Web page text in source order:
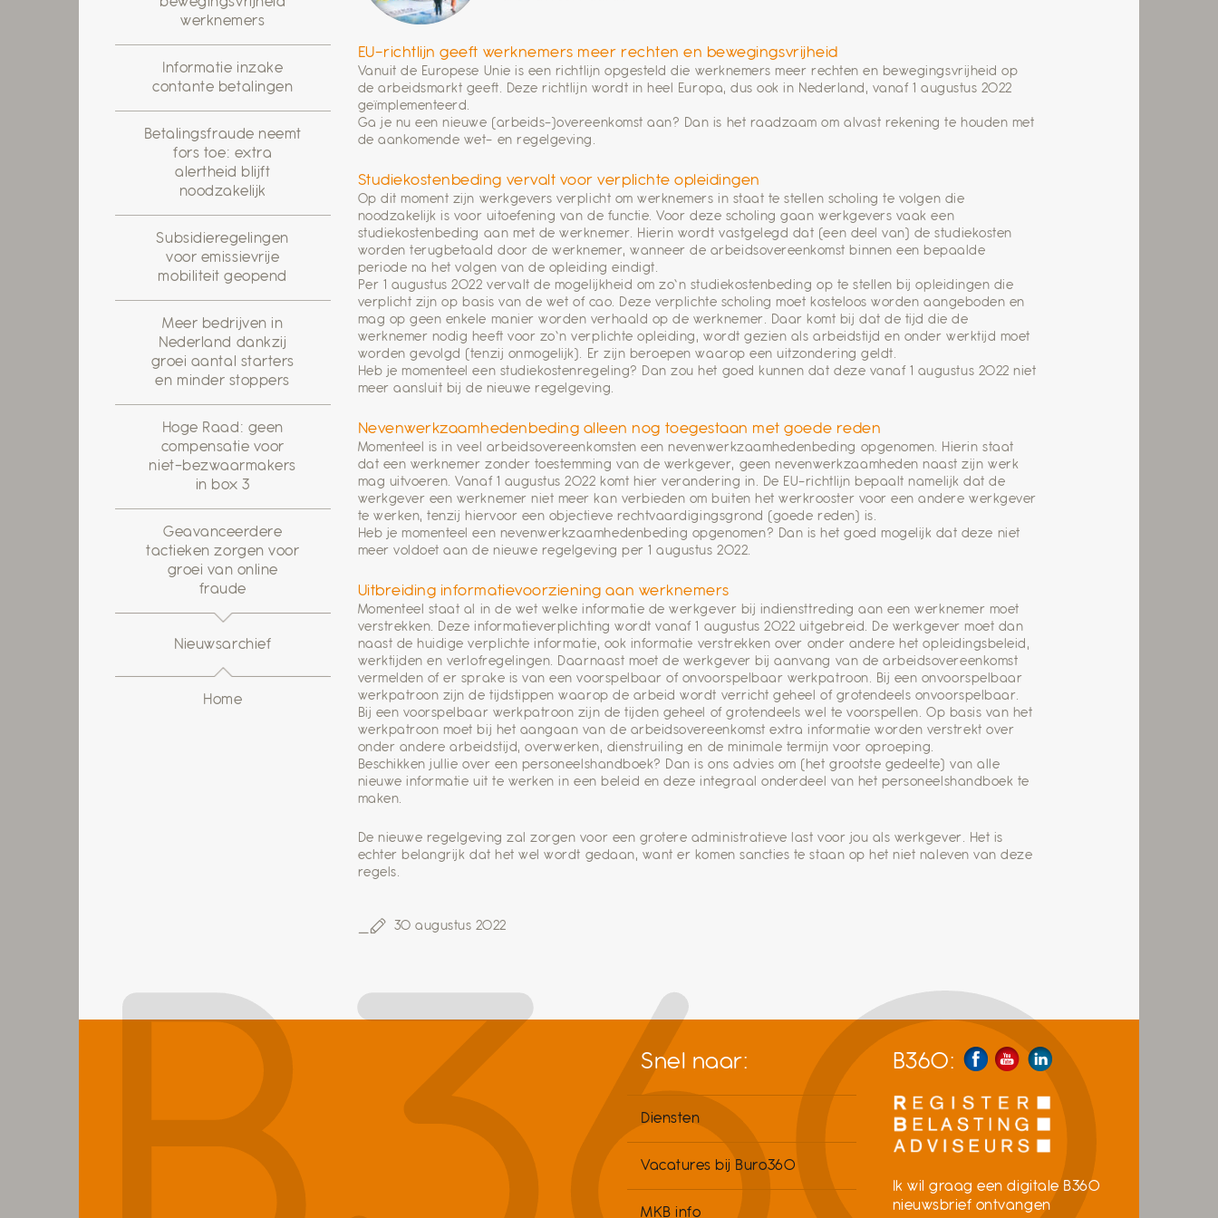
EU-richtlijn geeft werknemers meer rechten en bewegingsvrijheid
Vanuit de Europese Unie is een richtlijn opgesteld die werknemers meer rechten en bewegingsvrijheid op
de arbeidsmarkt geeft. Deze richtlijn wordt in heel Europa, dus ook in Nederland, vanaf 1 augustus 2022
geïmplementeerd.
Ga je nu een nieuwe (arbeids-)overeenkomst aan? Dan is het raadzaam om alvast rekening te houden met
de aankomende wet- en regelgeving.
Studiekostenbeding vervalt voor verplichte opleidingen
Op dit moment zijn werkgevers verplicht om werknemers in staat te stellen scholing te volgen die
noodzakelijk is voor uitoefening van de functie. Voor deze scholing gaan werkgevers vaak een
studiekostenbeding aan met de werknemer. Hierin wordt vastgelegd dat (een deel van) de studiekosten
worden terugbetaald door de werknemer, wanneer de arbeidsovereenkomst binnen een bepaalde
periode na het volgen van de opleiding eindigt.
Per 1 augustus 2022 vervalt de mogelijkheid om zo’n studiekostenbeding op te stellen bij opleidingen die
verplicht zijn op basis van de wet of cao. Deze verplichte scholing moet kosteloos worden aangeboden en
mag op geen enkele manier worden verhaald op de werknemer. Daar komt bij dat de tijd die de
werknemer nodig heeft voor zo’n verplichte opleiding, wordt gezien als arbeidstijd en onder werktijd moet
worden gevolgd (tenzij onmogelijk). Er zijn beroepen waarop een uitzondering geldt.
Heb je momenteel een studiekostenregeling? Dan zou het goed kunnen dat deze vanaf 1 augustus 2022 niet
meer aansluit bij de nieuwe regelgeving.
Nevenwerkzaamhedenbeding alleen nog toegestaan met goede reden
Momenteel is in veel arbeidsovereenkomsten een nevenwerkzaamhedenbeding opgenomen. Hierin staat
dat een werknemer zonder toestemming van de werkgever, geen nevenwerkzaamheden naast zijn werk
mag uitvoeren. Vanaf 1 augustus 2022 komt hier verandering in. De EU-richtlijn bepaalt namelijk dat de
werkgever een werknemer niet meer kan verbieden om buiten het werkrooster voor een andere werkgever
te werken, tenzij hiervoor een objectieve rechtvaardigingsgrond (goede reden) is.
Heb je momenteel een nevenwerkzaamhedenbeding opgenomen? Dan is het goed mogelijk dat deze niet
meer voldoet aan de nieuwe regelgeving per 1 augustus 2022.
Uitbreiding informatievoorziening aan werknemers
Momenteel staat al in de wet welke informatie de werkgever bij indiensttreding aan een werknemer moet
verstrekken. Deze informatieverplichting wordt vanaf 1 augustus 2022 uitgebreid. De werkgever moet dan
naast de huidige verplichte informatie, ook informatie verstrekken over onder andere het opleidingsbeleid,
werktijden en verlofregelingen. Daarnaast moet de werkgever bij aanvang van de arbeidsovereenkomst
vermelden of er sprake is van een voorspelbaar of onvoorspelbaar werkpatroon. Bij een onvoorspelbaar
werkpatroon zijn de tijdstippen waarop de arbeid wordt verricht geheel of grotendeels onvoorspelbaar.
Bij een voorspelbaar werkpatroon zijn de tijden geheel of grotendeels wel te voorspellen. Op basis van het
werkpatroon moet bij het aangaan van de arbeidsovereenkomst extra informatie worden verstrekt over
onder andere arbeidstijd, overwerken, dienstruiling en de minimale termijn voor oproeping.
Beschikken jullie over een personeelshandboek? Dan is ons advies om (het grootste gedeelte) van alle
nieuwe informatie uit te werken in een beleid en deze integraal onderdeel van het personeelshandboek te
maken.
De nieuwe regelgeving zal zorgen voor een grotere administratieve last voor jou als werkgever. Het is
echter belangrijk dat het wel wordt gedaan, want er komen sancties te staan op het niet naleven van deze
regels.
30 augustus 2022
werknemers
Informatie inzake
contante betalingen
Betalingsfraude neemt
fors toe: extra
alertheid blijft
noodzakelijk
Subsidieregelingen
voor emissievrije
mobiliteit geopend
Meer bedrijven in
Nederland dankzij
groei aantal starters
en minder stoppers
Hoge Raad: geen
compensatie voor
niet-bezwaarmakers
in box 3
Geavanceerdere
tactieken zorgen voor
groei van online
fraude
Nieuwsarchief
Home
Snel naar:
Diensten
Vacatures bij Buro360
MKB info
B360:
Ik wil graag een digitale B360
nieuwsbrief ontvangen